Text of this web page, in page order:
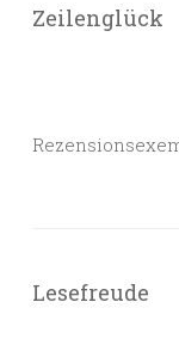
Zeilenglück
Lesefreude